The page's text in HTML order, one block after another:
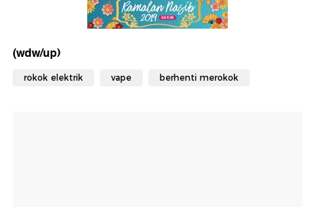
(wdw/up)
rokok elektrik vape berhenti merokok